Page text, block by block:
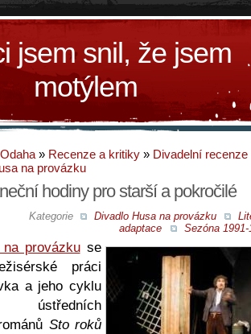
jsem snil, že jsem
motýlem
» Recenze a kritiky » Divadelní recenze
na provázku
hodiny pro starší a pokročilé
Kategorie Divadlo Husa na provázku
adaptace
Sezóna 1991-
provázku se
práci
a jeho cyklu
Sto roků